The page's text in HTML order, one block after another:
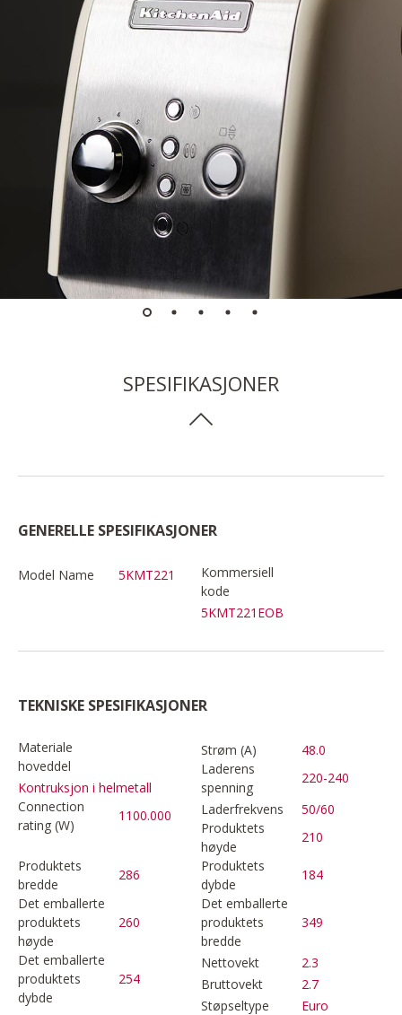
SPESIFIKASJONER
GENERELLE SPESIFIKASJONER
Model Name 5KMT221
Kommersiell
kode
5KMT221EOB
TEKNISKE SPESIFIKASJONER
Materiale
hoveddel
Kontruksjon i helmetall
Strøm (A)
48.0
Laderens
spenning
220-240
Connection
rating (W)
1100.000 Laderfrekvens
50/60
Produktets
høyde
210
Produktets
bredde
286
Produktets
dybde
184
Det emballerte
produktets
høyde
260
Det emballerte
produktets
bredde
349
Det emballerte
produktets
dybde
254
Nettovekt
2.3
Bruttovekt
2.7
Støpseltype
Euro